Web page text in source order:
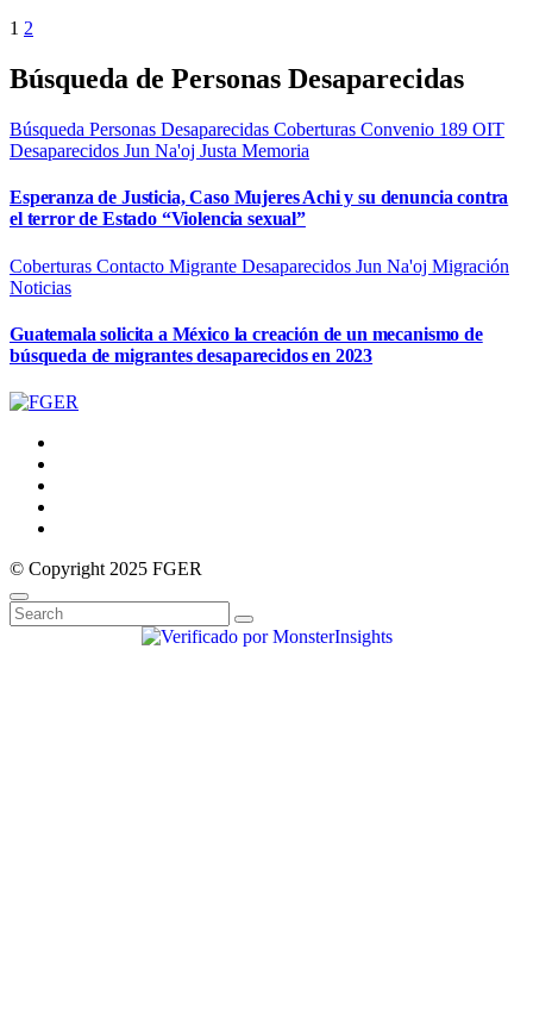
Paginación
de
entradas
1 2
Búsqueda de Personas Desaparecidas
Búsqueda Personas Desaparecidas Coberturas Convenio 189 OIT
Desaparecidos Jun Na'oj Justa Memoria
Esperanza de Justicia, Caso Mujeres Achi y su denuncia contra
el terror de Estado “Violencia sexual”
Coberturas Contacto Migrante Desaparecidos Jun Na'oj Migración
Noticias
Guatemala solicita a México la creación de un mecanismo de
búsqueda de migrantes desaparecidos en 2023
© Copyright 2025 FGER